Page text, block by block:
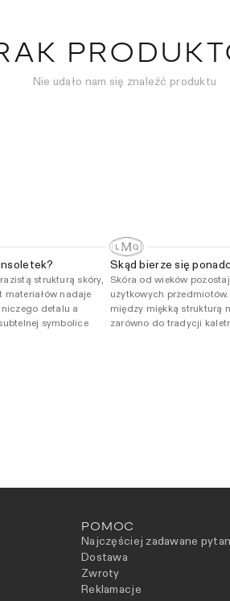
Nie udało nam się znaleźć produktu
strukturą skóry,
nadaje
detalu a
symbolice
Skąd bierze się
Skóra od wieków
użytkowych
między miękką strukturą
zarówno do tradycji
POMOC
Najczęściej zadawane
Dostawa
Zwroty
Reklamacje